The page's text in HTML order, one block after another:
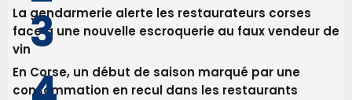
La gendarmerie alerte les restaurateurs corses
face à une nouvelle escroquerie au faux vendeur de
vin
En Corse, un début de saison marqué par une
consommation en recul dans les restaurants